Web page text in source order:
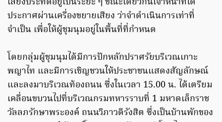
ประกาศผ่านเครื่องขยายเสียง ว่าจำดำเนินการเท่าที่
จำเป็น เพื่อให้ผู้ชุมนุมอยู่ในพื้นที่ที่กำหนด
โดยกลุ่มผู้ชุมนุมได้มีการปักหลักปราศรัยบริเวณเกาะ
พญาไท และมีการเชิญชวนให้ประชาชนแสดงสัญลักษณ์
และลงมาบริเวณท้องถนน ซึ่งในเวลา 15.00 น. ได้เตรียม
เคลื่อนขบวนไปที่บริเวณกรมทหารราบที่ 1 มหาดเล็กราช
วัลลภรักษาพระองค์ ถนนวิภาวดีรังสิต ซึ่งเป็นบ้านพักของ